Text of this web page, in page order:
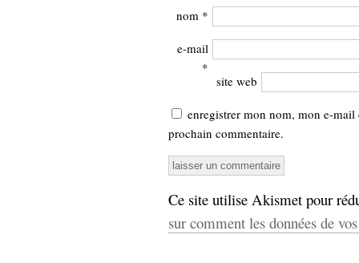
nom *
e-mail
*
site web
enregistrer mon nom, mon e-
prochain commentaire.
Ce site utilise Akismet pour
sur comment les données de